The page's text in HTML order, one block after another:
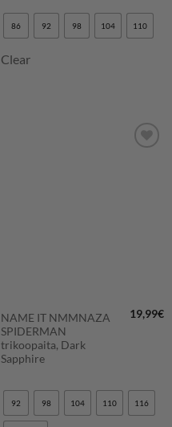
86 92 98 104 110
Clear
NAME IT NMMNAZA
SPIDERMAN
trikoopaita, Dark
Sapphire
19,99€
92 98 104 110 116